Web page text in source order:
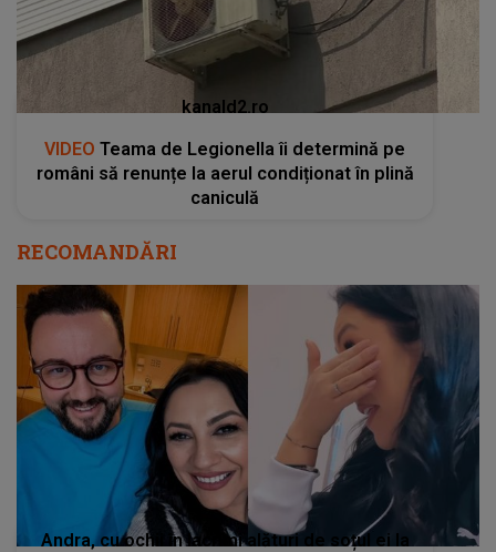
kanald2.ro
VIDEO Teama de Legionella îi determină pe
români să renunțe la aerul condiționat în plină
caniculă
RECOMANDĂRI
Andra, cu ochii în lacrimi alături de soțul ei la